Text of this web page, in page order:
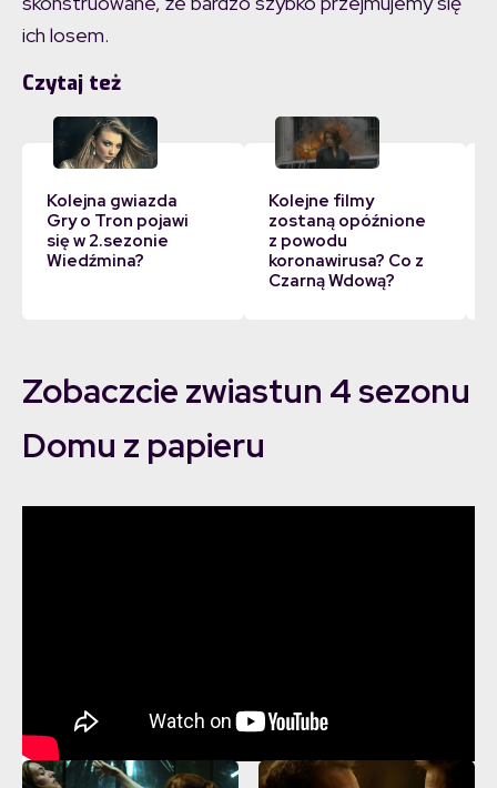
ich losem.
Czytaj też
Kolejna gwiazda
Gry o Tron pojawi
się w 2.sezonie
Wiedźmina?
Kolejne filmy
zostaną opóźnione
z powodu
koronawirusa? Co z
Czarną Wdową?
Zobaczcie zwiastun 4 sezonu
Domu z papieru